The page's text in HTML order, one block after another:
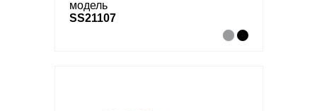
модель
SS21107